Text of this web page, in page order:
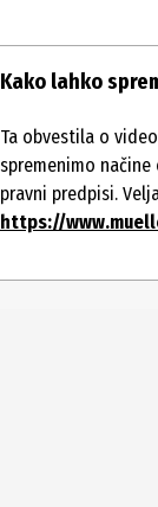
Kako lahko
Ta obvestila o
spremenimo
pravni predpisi.
https://